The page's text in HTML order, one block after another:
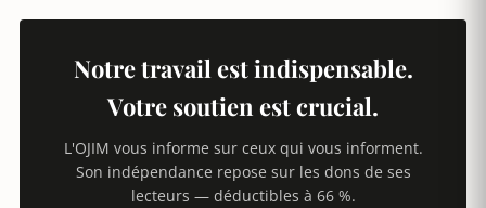
Notre travail est indispensable.
Votre soutien est crucial.
L'OJIM vous informe sur ceux qui vous informent.
Son indépendance repose sur les dons de ses
lecteurs — déductibles à 66 %.